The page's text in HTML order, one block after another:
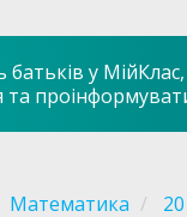
батьків у
Математика